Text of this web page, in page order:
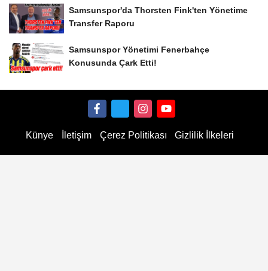
Samsunspor'da Thorsten Fink'ten Yönetime
Transfer Raporu
Samsunspor Yönetimi Fenerbahçe
Konusunda Çark Etti!
Künye İletişim Çerez Politikası Gizlilik İlkeleri